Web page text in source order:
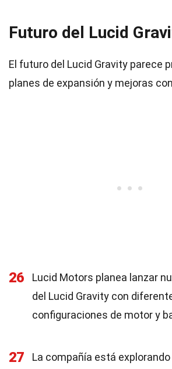
Futuro del Lucid
El futuro del Lucid Gravity parece
planes de expansión y mejoras
26
Lucid Motors planea lanzar
del Lucid Gravity con
configuraciones de motor y
27
La compañía está